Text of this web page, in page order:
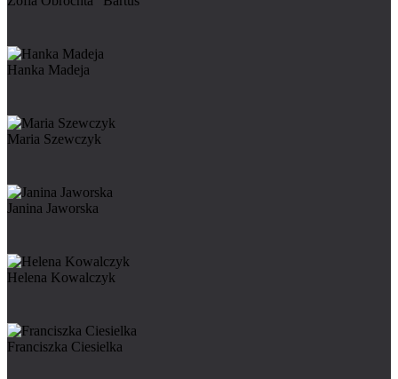
Hanka Madeja
Maria Szewczyk
Janina Jaworska
Helena Kowalczyk
Franciszka Ciesielka